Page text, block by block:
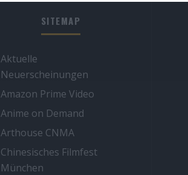
SITEMAP
Aktuelle
Neuerscheinungen
Amazon Prime Video
Anime on Demand
Arthouse CNMA
Chinesisches Filmfest
München